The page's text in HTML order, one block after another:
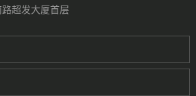
超发大厦首层